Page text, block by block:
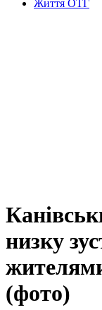
Життя ОТГ
низку
(фото)